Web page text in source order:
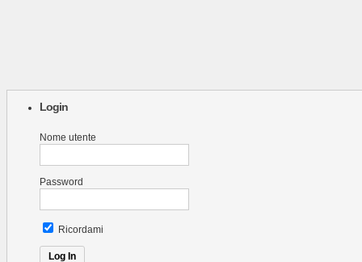
Login
Nome utente
Password
Ricordami